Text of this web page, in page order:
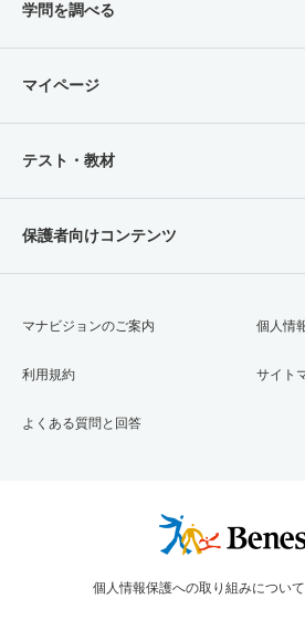
学問を調べる
マイページ
テスト・教材
保護者向けコンテンツ
マナビジョンのご案内
利用規約
よくある質問と回答
個人情
サイト
個人情報保護への取り組みについて